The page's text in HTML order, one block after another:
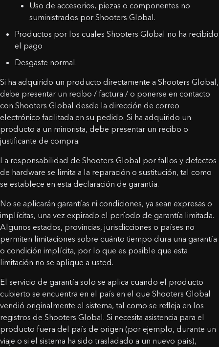
Uso de accesorios, piezas o componentes no
suministrados por Shooters Global.
Productos por los cuales Shooters Global no ha recibido
el pago
Desgaste normal.
Si ha adquirido un producto directamente a Shooters Global,
debe presentar un recibo / factura / o ponerse en contacto
con Shooters Global desde la dirección de correo
electrónico facilitada en su pedido. Si ha adquirido un
producto a un minorista, debe presentar un recibo o
justificante de compra.
La responsabilidad de Shooters Global por fallos y defectos
de hardware se limita a la reparación o sustitución, tal como
se establece en esta declaración de garantía.
No se aplicarán garantías ni condiciones, ya sean expresas o
implícitas, una vez expirado el período de garantía limitada.
Algunos estados, provincias, jurisdicciones o países no
permiten limitaciones sobre cuánto tiempo dura una garantía
o condición implícita, por lo que es posible que esta
limitación no se aplique a usted.
El servicio de garantía solo se aplica cuando el producto
cubierto se encuentra en el país en el que Shooters Global
vendió originalmente el sistema, tal como se refleja en los
registros de Shooters Global. Si necesita asistencia para el
producto fuera del país de origen (por ejemplo, durante un
viaje o si el sistema ha sido trasladado a un nuevo país),